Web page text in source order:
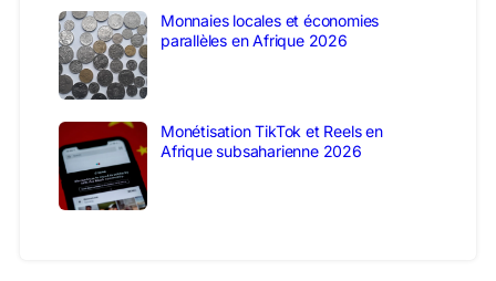
Monnaies locales et économies
parallèles en Afrique 2026
Monétisation TikTok et Reels en
Afrique subsaharienne 2026